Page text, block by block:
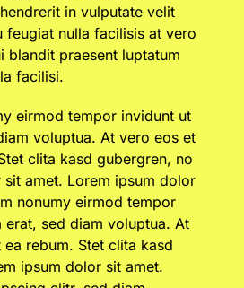
in vulputate velit
feugiat nulla facilisis at vero
blandit praesent luptatum
facilisi.
eirmod tempor invidunt ut
voluptua. At vero eos et
clita kasd gubergren, no
amet. Lorem ipsum dolor
nonumy eirmod tempor
sed diam voluptua. At
rebum. Stet clita kasd
ipsum dolor sit amet.